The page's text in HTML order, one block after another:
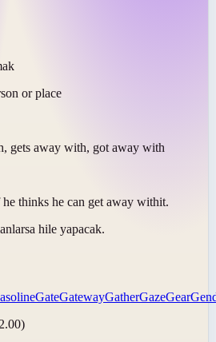
or place
gets away with, got away with
thinks he can get away withit.
anlarsa hile yapacak.
GateGatewayGatherGazeGear